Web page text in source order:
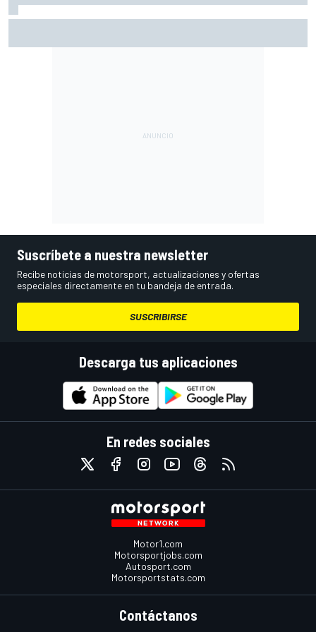
Suscríbete a nuestra newsletter
Recibe noticias de motorsport, actualizaciones y ofertas
especiales directamente en tu bandeja de entrada.
SUSCRIBIRSE
Descarga tus aplicaciones
En redes sociales
Motor1.com
Motorsportjobs.com
Autosport.com
Motorsportstats.com
Contáctanos